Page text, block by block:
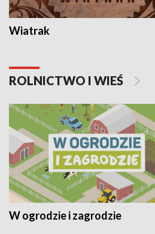
Wiatrak
ROLNICTWO I WIEŚ
W ogrodzie i zagrodzie